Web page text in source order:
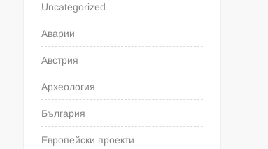
Uncategorized
Аварии
Австрия
Археология
България
Европейски проекти